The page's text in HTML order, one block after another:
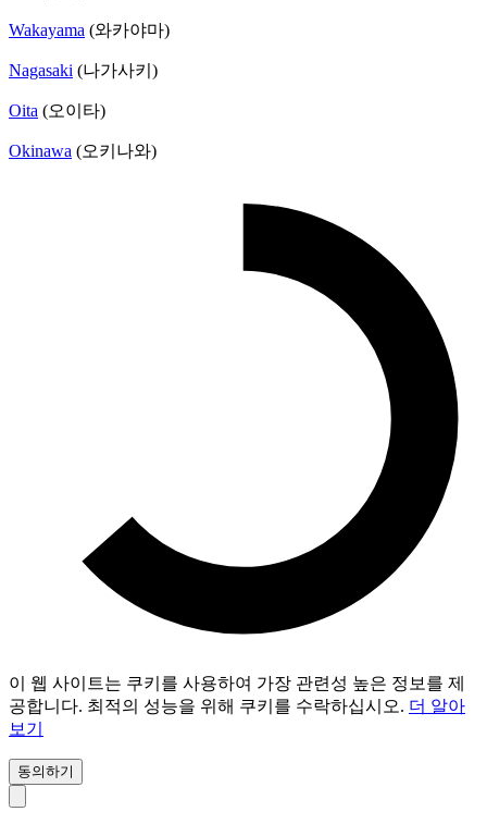
Wakayama (와카야마)
Nagasaki (나가사키)
Oita (오이타)
Okinawa (오키나와)
이 웹 사이트는 쿠키를 사용하여 가장 관련성 높은 정보를 제
공합니다. 최적의 성능을 위해 쿠키를 수락하십시오. 더 알아
보기
동의하기